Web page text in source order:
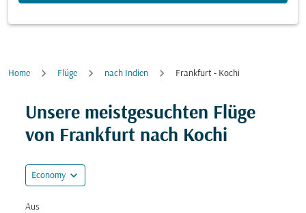
Home Flüge nach Indien Frankfurt - Kochi
Unsere meistgesuchten Flüge
von Frankfurt nach Kochi
Economy expand_more
Aus